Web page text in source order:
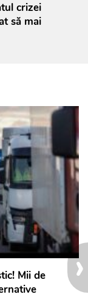
›
crizei
să mai
Mii de